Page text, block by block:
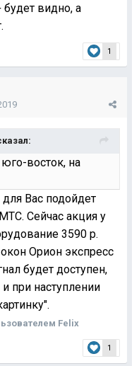
видно, а
1
восток, на
Вас подойдет
Сейчас акция у
3590 р.
Орион экспресс
будет доступен,
при наступлении
Felix
1